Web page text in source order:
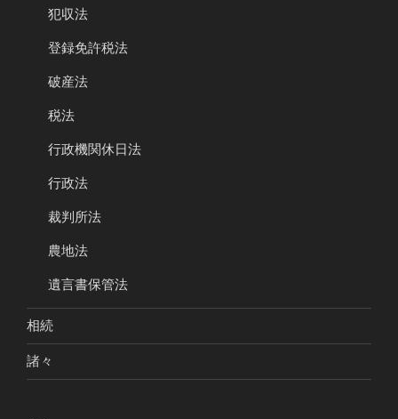
犯収法
登録免許税法
破産法
税法
行政機関休日法
行政法
裁判所法
農地法
遺言書保管法
相続
諸々